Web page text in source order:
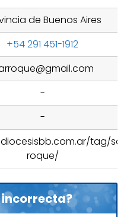
de Buenos Aires
+54 291 451-1912
-
-
tag/
roque/